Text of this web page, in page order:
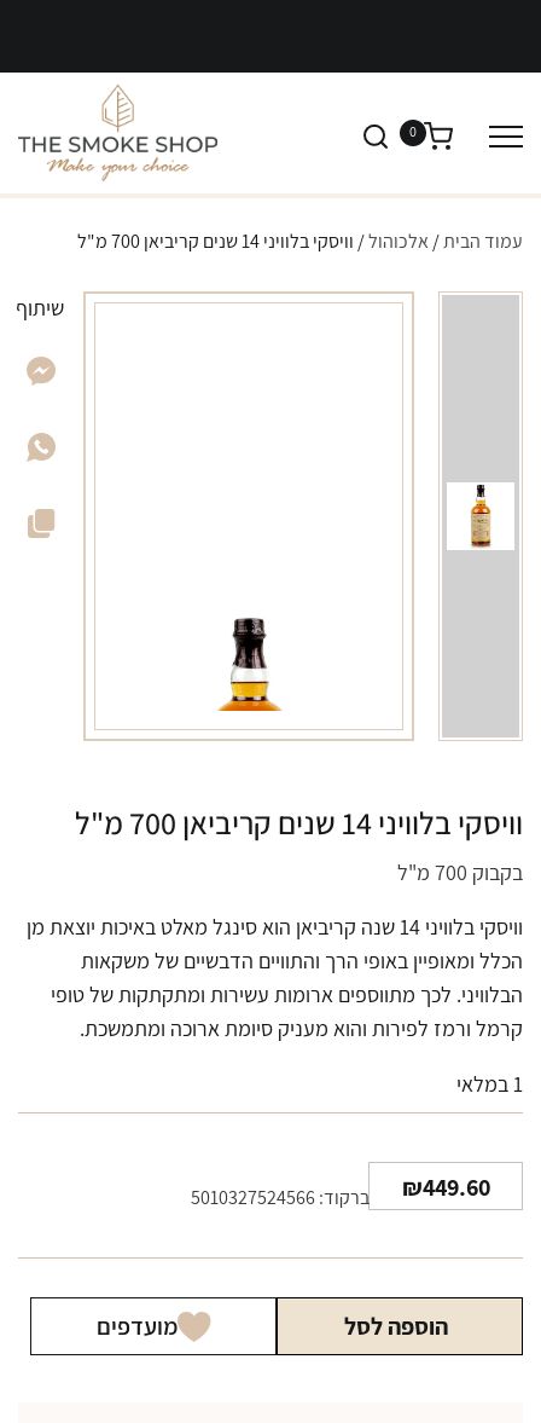
0
עמוד הבית/ אלכוהול/ וויסקי בלוויני 14 שנים קריביאן 700 מ"ל
וויסקי בלוויני 14 שנים קריביאן 700 מ"ל
בקבוק 700 מ"ל
וויסקי בלוויני 14 שנה קריביאן הוא סינגל מאלט באיכות יוצאת מן
הכלל ומאופיין באופי הרך והתוויים הדבשיים של משקאות
הבלוויני. לכך מתווספים ארומות עשירות ומתקתקות של טופי
קרמל ורמז לפירות והוא מעניק סיומת ארוכה ומתמשכת.
1 במלאי
₪449.60 ברקוד: 5010327524566
הוספה לסל מועדפים
שיתוף